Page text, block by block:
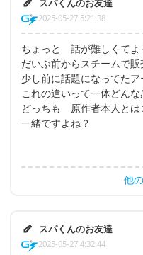
スパくんのお友達
2025-05-27 5:21:38
ちょっと 話が難しくて
だいぶ前からスチームで
少し前に話題になってた
これの違いって一体どんな
どっちも 原作者本人とは
一緒ですよね？
他
スパくんのお友達
2025-05-27 4:32:44